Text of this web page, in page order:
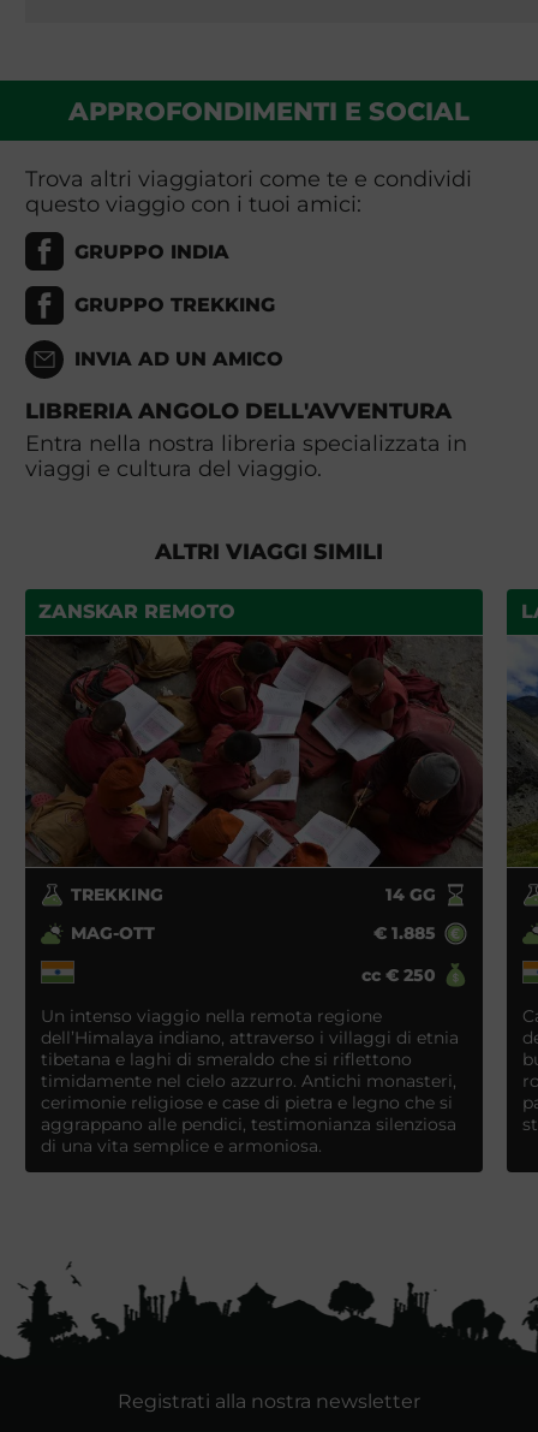
APPROFONDIMENTI E SOCIAL
Trova altri viaggiatori come te e condividi
questo viaggio con i tuoi amici:
GRUPPO INDIA
GRUPPO TREKKING
INVIA AD UN AMICO
LIBRERIA ANGOLO DELL'AVVENTURA
Entra nella nostra libreria specializzata in
viaggi e cultura del viaggio.
ALTRI VIAGGI SIMILI
ZANSKAR REMOTO
TREKKING 14 GG
MAG-OTT
€ 1.885
cc€ 250
Un intenso viaggio nella remota regione
dell’Himalaya indiano, attraverso i villaggi di etnia
tibetana e laghi di smeraldo che si riflettono
timidamente nel cielo azzurro. Antichi monasteri,
cerimonie religiose e case di pietra e legno che si
aggrappano alle pendici, testimonianza silenziosa
di una vita semplice e armoniosa.
Registrati alla nostra newsletter